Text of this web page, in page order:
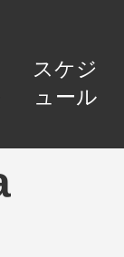
スケジ
ュール